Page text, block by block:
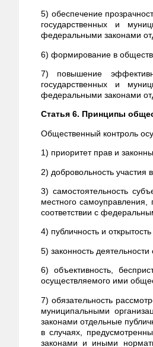
5) обеспечение
государственных и
федеральными законами
6) формирование в
7) повышение
государственных и
федеральными законами
Статья 6. Принципы
Общественный контроль
1) приоритет прав и
2) добровольность участия
3) самостоятельность
местного
соответствии с
4) публичность и
5) законность
6) объективность,
осуществляемого ими
7) обязательность
муниципальными
законами отдельные
в случаях,
законами и иными